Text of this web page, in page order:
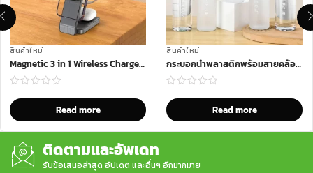
สินค้าใหม่
Magnetic 3 in 1 Wireless Charger รุ่น MWC-79
Read more
สินค้าใหม่
กระบอกน้ำพลาสติกพร้อมสายคล้อง รุ่น BOT-0190
Read more
ติดตามและอัพเดท
รับข้อเสนอล่าสุด อัปเดต และอื่นๆ อีกมากมาย